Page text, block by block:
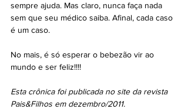
sempre ajuda. Mas claro, nunca faça nada
sem que seu médico saiba. Afinal, cada caso
é um caso.
No mais, é só esperar o bebezão vir ao
mundo e ser feliz!!!!
Esta crônica foi publicada no site da revista
Pais&Filhos em dezembro/2011.